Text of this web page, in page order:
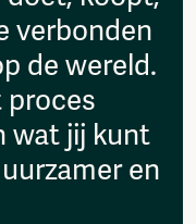
verbonden
de wereld.
proces
wat jij kunt
en